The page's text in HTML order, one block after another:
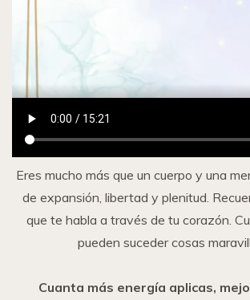
Eres mucho más que un cuerpo y una
de expansión, libertad y plenitud.
que te habla a través de tu corazón.
pueden suceder cosas
Cuanta más energía aplicas,